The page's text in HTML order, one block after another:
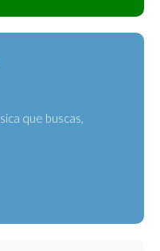
que buscas,